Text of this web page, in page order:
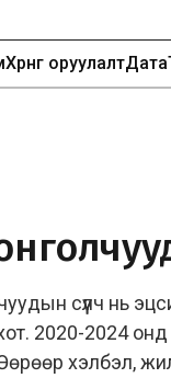
Хөрөнгө оруулалтДата
сүүлч нь
2020-2024
хэлбэл,